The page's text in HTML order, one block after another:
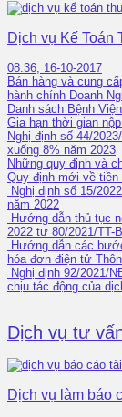
Dịch vụ Kế Toán
08:36, 16-10-2017
Bán hàng và cung
hành chính Doanh
Danh sách Bệnh
Gia hạn thời gian
Nghị định số 44/
xuống 8% năm 2023
Những quy định và
Quy định mới về
Nghị định số 15/
năm 2022
Hướng dẫn thủ tục
2022 tư 80/2021/TT-
Hướng dẫn các
hóa đơn điện tử
Nghị định 92/2021/
chịu tác động của
Dịch vụ tư
Dịch vụ làm báo